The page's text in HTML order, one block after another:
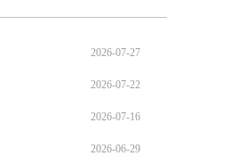
2026-07-27
2026-07-22
2026-07-16
2026-06-29